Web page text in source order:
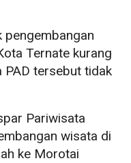
pengembangan
Ternate kurang
PAD tersebut tidak
Pariwisata
wisata di
ke Morotai